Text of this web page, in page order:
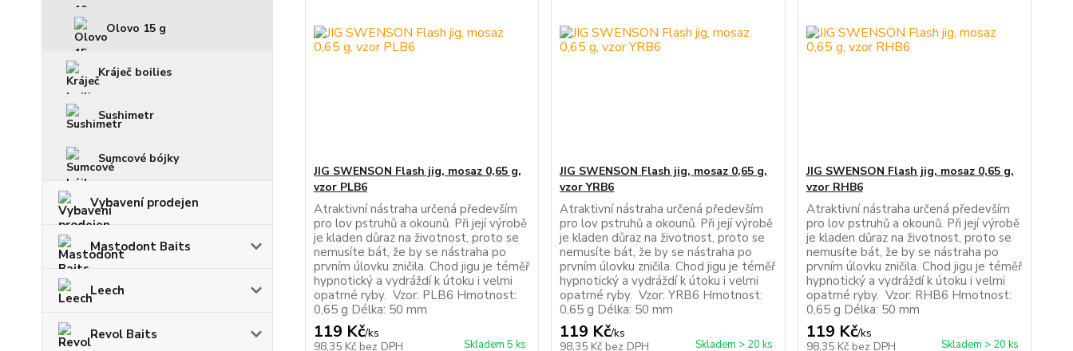
Olovo 15 g
Kráječ boilies
Sushimetr
Sumcové bójky
Vybavení prodejen
Mastodont Baits
Leech
Revol Baits
JIG SWENSON Flash jig, mosaz 0,65 g,
vzor PLB6
Atraktivní nástraha určená především
pro lov pstruhů a okounů. Při její výrobě
je kladen důraz na životnost, proto se
nemusíte bát, že by se nástraha po
prvním úlovku zničila. Chod jigu je téměř
hypnotický a vydráždí k útoku i velmi
opatrné ryby. Vzor: PLB6 Hmotnost:
0,65 g Délka: 50 mm
119 Kč/ks
98,35 Kč bez DPH Skladem 5 ks
JIG SWENSON Flash jig, mosaz 0,65 g,
vzor YRB6
Atraktivní nástraha určená především
pro lov pstruhů a okounů. Při její výrobě
je kladen důraz na životnost, proto se
nemusíte bát, že by se nástraha po
prvním úlovku zničila. Chod jigu je téměř
hypnotický a vydráždí k útoku i velmi
opatrné ryby. Vzor: YRB6 Hmotnost:
0,65 g Délka: 50 mm
119 Kč/ks
98,35 Kč bez DPH Skladem > 20 ks
JIG SWENSON Flash jig, mosaz 0,65 g,
vzor RHB6
Atraktivní nástraha určená především
pro lov pstruhů a okounů. Při její výrobě
je kladen důraz na životnost, proto se
nemusíte bát, že by se nástraha po
prvním úlovku zničila. Chod jigu je téměř
hypnotický a vydráždí k útoku i velmi
opatrné ryby. Vzor: RHB6 Hmotnost:
0,65 g Délka: 50 mm
119 Kč/ks
98,35 Kč bez DPH Skladem > 20 ks